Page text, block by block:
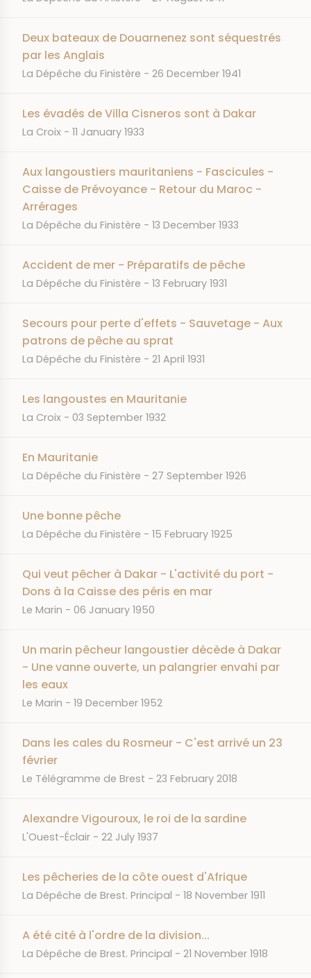
Deux bateaux de Douarnenez sont séquestrés
par les Anglais
JOURNAL
La Dépêche du Finistère DATE
26 December 1941
Les évadés de Villa Cisneros sont à Dakar
JOURNAL
La Croix DATE
11 January 1933
Aux langoustiers mauritaniens - Fascicules -
Caisse de Prévoyance - Retour du Maroc -
Arrérages
JOURNAL
La Dépêche du Finistère DATE
13 December 1933
Accident de mer - Préparatifs de pêche
JOURNAL
La Dépêche du Finistère DATE
13 February 1931
Secours pour perte d'effets - Sauvetage - Aux
patrons de pêche au sprat
JOURNAL
La Dépêche du Finistère DATE
21 April 1931
Les langoustes en Mauritanie
JOURNAL
La Croix DATE
03 September 1932
En Mauritanie
JOURNAL
La Dépêche du Finistère DATE
27 September 1926
Une bonne pêche
JOURNAL
La Dépêche du Finistère DATE
15 February 1925
Qui veut pêcher à Dakar - L'activité du port -
Dons à la Caisse des péris en mar
JOURNAL
Le Marin DATE
06 January 1950
Un marin pêcheur langoustier décède à Dakar
- Une vanne ouverte, un palangrier envahi par
les eaux
JOURNAL
Le Marin DATE
19 December 1952
Dans les cales du Rosmeur - C'est arrivé un 23
février
JOURNAL
Le Télégramme de Brest DATE
23 February 2018
Alexandre Vigouroux, le roi de la sardine
JOURNAL
L'Ouest-Éclair DATE
22 July 1937
Les pêcheries de la côte ouest d'Afrique
JOURNAL
La Dépêche de Brest. Principal DATE
18 November 1911
A été cité à l'ordre de la division...
JOURNAL
La Dépêche de Brest. Principal DATE
21 November 1918